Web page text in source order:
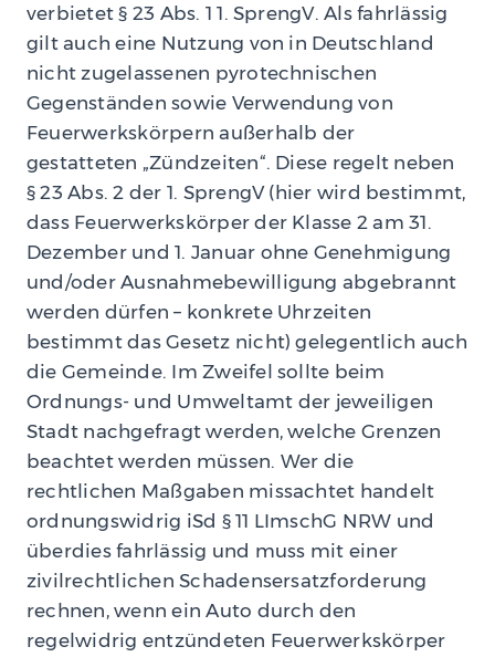
verbietet § 23 Abs. 1 1. SprengV. Als fahrlässig
gilt auch eine Nutzung von in Deutschland
nicht zugelassenen pyrotechnischen
Gegenständen sowie Verwendung von
Feuerwerkskörpern außerhalb der
gestatteten „Zündzeiten“. Diese regelt neben
§ 23 Abs. 2 der 1. SprengV (hier wird bestimmt,
dass Feuerwerkskörper der Klasse 2 am 31.
Dezember und 1. Januar ohne Genehmigung
und/oder Ausnahmebewilligung abgebrannt
werden dürfen – konkrete Uhrzeiten
bestimmt das Gesetz nicht) gelegentlich auch
die Gemeinde. Im Zweifel sollte beim
Ordnungs- und Umweltamt der jeweiligen
Stadt nachgefragt werden, welche Grenzen
beachtet werden müssen. Wer die
rechtlichen Maßgaben missachtet handelt
ordnungswidrig iSd § 11 LImschG NRW und
überdies fahrlässig und muss mit einer
zivilrechtlichen Schadensersatzforderung
rechnen, wenn ein Auto durch den
regelwidrig entzündeten Feuerwerkskörper